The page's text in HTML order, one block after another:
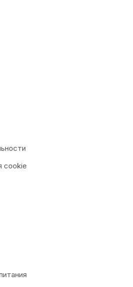
cookie